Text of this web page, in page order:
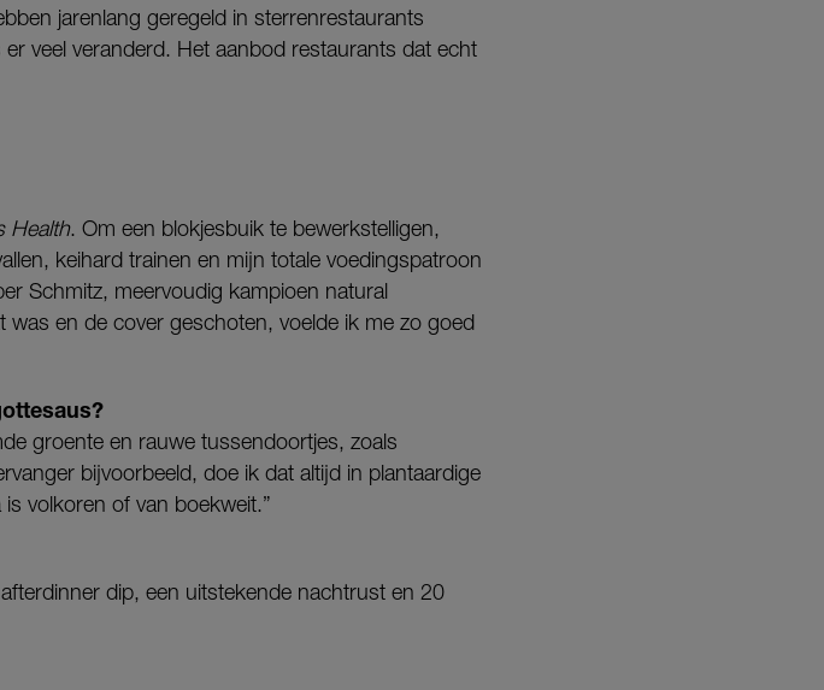
jarenlang geregeld in sterrenrestaurants
veel veranderd. Het aanbod restaurants dat echt
Health. Om een blokjesbuik te bewerkstelligen,
keihard trainen en mijn totale voedingspatroon
Schmitz, meervoudig kampioen natural
en de cover geschoten, voelde ik me zo goed
groente en rauwe tussendoortjes, zoals
bijvoorbeeld, doe ik dat altijd in plantaardige
volkoren of van boekweit.”
dip, een uitstekende nachtrust en 20